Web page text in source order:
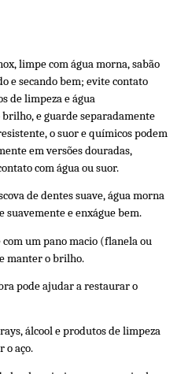
e secando bem; evite contato
de limpeza e água
e guarde separadamente
o suor e químicos podem
em versões douradas,
com água ou suor.
de dentes suave, água morna
e enxágue bem.
com um pano macio (flanela ou
manter o brilho.
pode ajudar a restaurar o
álcool e produtos de limpeza
o aço.